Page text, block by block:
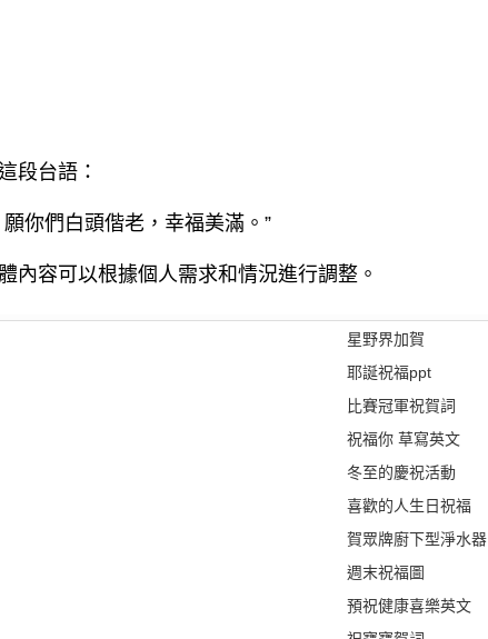
段台語：
你們白頭偕老，幸福美滿。”
內容可以根據個人需求和情況進行調整。
星野界加賀
耶誕祝福ppt
比賽冠軍祝賀詞
祝福你 草寫英文
冬至的慶祝活動
喜歡的人生日祝福
賀眾牌廚下型淨水器
週末祝福圖
預祝健康喜樂英文